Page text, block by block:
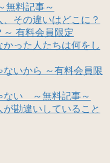
無料記事～
その違いはどこに？
～ 有料会員限定
った人たちは何をし
いから ～有料会員限
ない ～無料記事～
勘違いしていること